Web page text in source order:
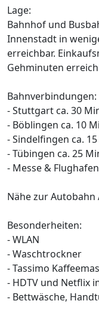
Lage:
Bahnhof und
Innenstadt in
erreichbar.
Gehminuten
Bahnverbindungen:
- Stuttgart ca. 30
- Böblingen ca. 10
- Sindelfingen ca.
- Tübingen ca. 25
- Messe &
Nähe zur Autobahn
Besonderheiten:
- WLAN
- Waschtrockner
- Tassimo
- HDTV und Netflix
- Bettwäsche,